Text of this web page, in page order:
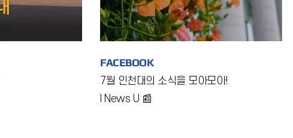
FACEBOOK
7월 인천대의 소식을 모아모아!
I News U 📰